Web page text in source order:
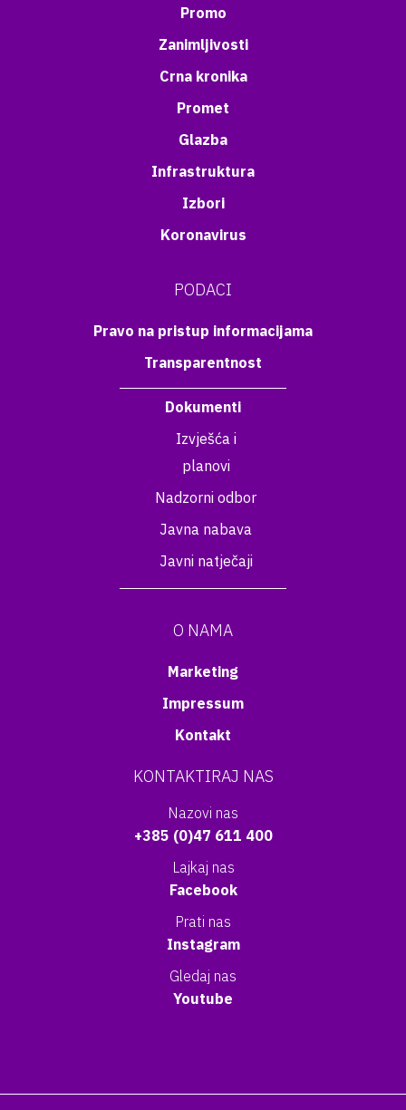
Promo
Zanimljivosti
Crna kronika
Promet
Glazba
Infrastruktura
Izbori
Koronavirus
PODACI
Pravo na pristup informacijama
Transparentnost
Dokumenti
Izvješća i
planovi
Nadzorni odbor
Javna nabava
Javni natječaji
O NAMA
Marketing
Impressum
Kontakt
KONTAKTIRAJ NAS
Nazovi nas
+385 (0)47 611 400
Lajkaj nas
Facebook
Prati nas
Instagram
Gledaj nas
Youtube